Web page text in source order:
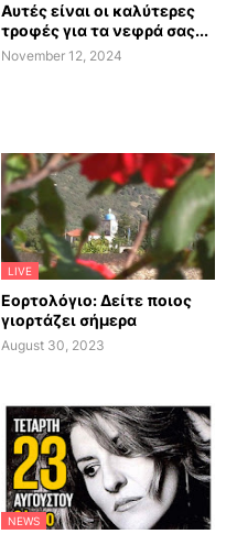
Αυτές είναι οι καλύτερες
τροφές για τα νεφρά σας...
November 12, 2024
LIVE
Εορτολόγιο: Δείτε ποιος
γιορτάζει σήμερα
August 30, 2023
NEWS